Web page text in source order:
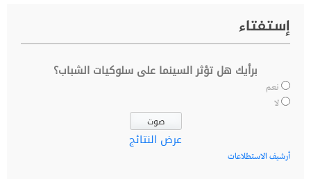
إستفتاء
برأيك هل تؤثر السينما على سلوكيات الشباب؟
نعم
لا
عرض النتائج
أرشيف الاستطلاعات